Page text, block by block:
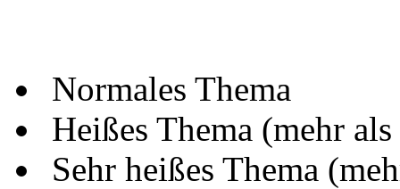
Normales Thema
Heißes Thema (mehr
Sehr heißes Thema